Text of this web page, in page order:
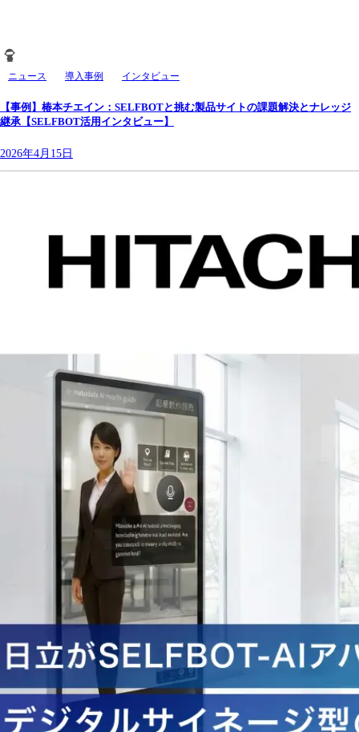
ニュース 導入事例 インタビュー
【事例】椿本チエイン：SELFBOTと挑む製品サイトの課題解決とナレッジ
継承【SELFBOT活用インタビュー】
2026年4月15日